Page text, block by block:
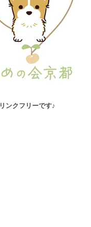
リンクフリーです♪